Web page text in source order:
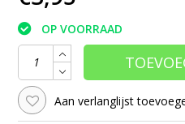
OP VOORRAAD
Aan verlanglijst